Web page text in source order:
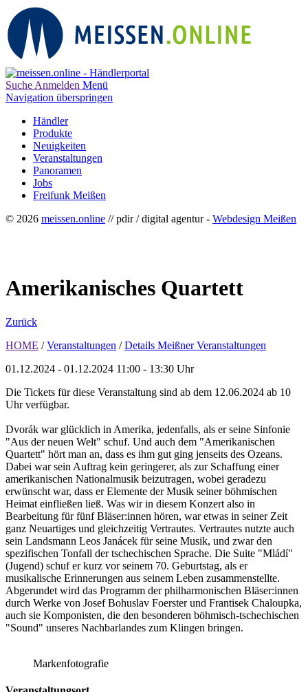
Suche Anmelden Menü
Navigation überspringen
Händler
Produkte
Neuigkeiten
Veranstaltungen
Panoramen
Jobs
Freifunk Meißen
© 2026 meissen.online // pdir / digital agentur - Webdesign Meißen
Amerikanisches Quartett
Zurück
HOME / Veranstaltungen / Details Meißner Veranstaltungen
01.12.2024 - 01.12.2024 11:00 - 13:30 Uhr
Die Tickets für diese Veranstaltung sind ab dem 12.06.2024 ab 10
Uhr verfügbar.
Dvorák war glücklich in Amerika, jedenfalls, als er seine Sinfonie
"Aus der neuen Welt" schuf. Und auch dem "Amerikanischen
Quartett" hört man an, dass es ihm gut ging jenseits des Ozeans.
Dabei war sein Auftrag kein geringerer, als zur Schaffung einer
amerikanischen Nationalmusik beizutragen, wobei geradezu
erwünscht war, dass er Elemente der Musik seiner böhmischen
Heimat einfließen ließ. Was wir in diesem Konzert also in
Bearbeitung für fünf Bläser:innen hören, war etwas in seiner Zeit
ganz Neuartiges und gleichzeitig Vertrautes. Vertrautes nutzte auch
sein Landsmann Leos Janácek für seine Musik, und zwar den
spezifischen Tonfall der tschechischen Sprache. Die Suite "Mládí"
(Jugend) schuf er kurz vor seinem 70. Geburtstag, als er
musikalische Erinnerungen aus seinem Leben zusammenstellte.
Abgerundet wird das Programm der philharmonischen Bläser:innen
durch Werke von Josef Bohuslav Foerster und Frantisek Chaloupka,
auch sie Komponisten, die den besonderen böhmisch-tschechischen
"Sound" unseres Nachbarlandes zum Klingen bringen.
Markenfotografie